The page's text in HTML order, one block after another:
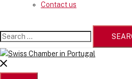
Contact us
Search
for:
Close